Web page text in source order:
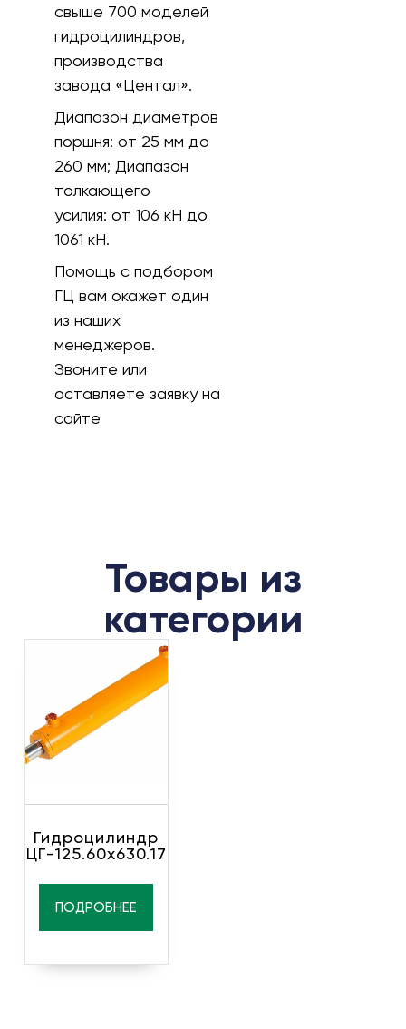
свыше 700 моделей
гидроцилиндров,
производства
завода «Центал».
Диапазон диаметров
поршня: от 25 мм до
260 мм; Диапазон
толкающего
усилия: от 106 кH до
1061 кН.
Помощь с подбором
ГЦ вам окажет один
из наших
менеджеров.
Звоните или
оставляете заявку на
сайте
Товары из
категории
Гидроцилиндр
ЦГ-125.60х630.17
ПОДРОБНЕЕ